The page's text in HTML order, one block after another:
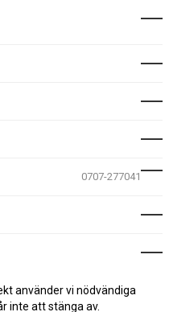
0707-277041
använder vi nödvändiga
inte att stänga av.